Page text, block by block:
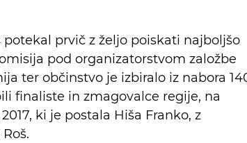
prvič z željo poiskati najboljšo
pod organizatorstvom založbe
ter občinstvo je izbiralo iz nabora
finaliste in zmagovalce regije, na
ki je postala Hiša Franko, z